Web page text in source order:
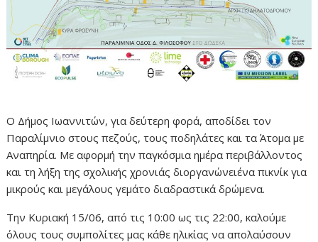
Ο Δήμος Ιωαννιτών, για δεύτερη φορά, αποδίδει τον
Παραλίμνιο στους πεζούς, τους ποδηλάτες και τα Άτομα με
Αναπηρία. Με αφορμή την παγκόσμια ημέρα περιβάλλοντος
και τη λήξη της σχολικής χρονιάς διοργανώνειένα πικνίκ για
μικρούς και μεγάλους γεμάτο διαδραστικά δρώμενα.
Την Κυριακή 15/06, από τις 10:00 ως τις 22:00, καλούμε
όλους τους συμπολίτες μας κάθε ηλικίας να απολαύσουν